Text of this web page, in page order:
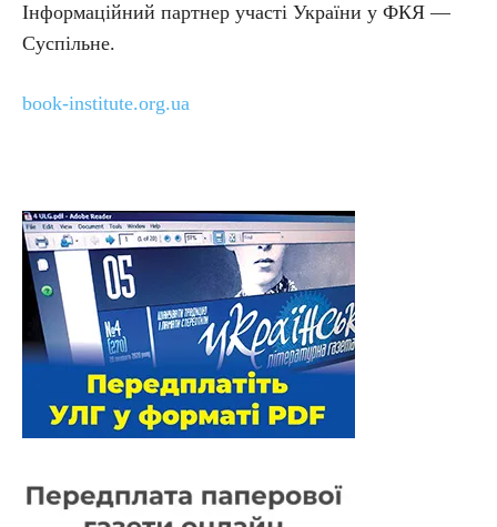
Інформаційний партнер участі України у ФКЯ —
Суспільне.
book-institute.org.ua